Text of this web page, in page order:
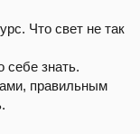
Что свет не так
себе знать.
правильным